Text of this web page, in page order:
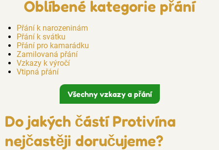
Oblíbené kategorie přání
Přání k narozeninám
Přání k svátku
Přání pro kamarádku
Zamilovaná přání
Vzkazy k výročí
Vtipná přání
Všechny vzkazy a přání
Do jakých částí Protivína
nejčastěji doručujeme?